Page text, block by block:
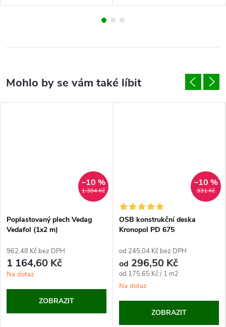
1 304 Kč
–10 %
Poplastovaný plech Vedag
Vedafol (1x2 m)
962,48 Kč bez DPH
1 164,60 Kč
Na dotaz
ZOBRAZIT
331 Kč
–10 %
OSB konstrukční deska
Kronopol PD 675
od 245,04 Kč bez DPH
od 296,50 Kč
Měrná
cena:
od 175,65 Kč / 1 m2
Na dotaz
ZOBRAZIT